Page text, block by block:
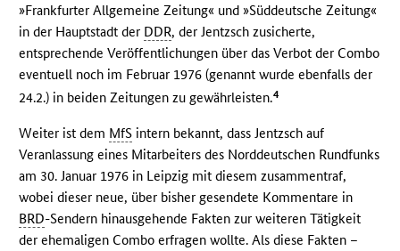
»Frankfurter Allgemeine Zeitung« und »Süddeutsche Zeitung«
in der Hauptstadt der DDR, der Jentzsch zusicherte,
entsprechende Veröffentlichungen über das Verbot der Combo
eventuell noch im Februar 1976 (genannt wurde ebenfalls der
24.2.) in beiden Zeitungen zu gewährleisten.4
Weiter ist dem MfS intern bekannt, dass Jentzsch auf
Veranlassung eines Mitarbeiters des Norddeutschen Rundfunks
am 30. Januar 1976 in Leipzig mit diesem zusammentraf,
wobei dieser neue, über bisher gesendete Kommentare in
BRD-Sendern hinausgehende Fakten zur weiteren Tätigkeit
der ehemaligen Combo erfragen wollte. Als diese Fakten –